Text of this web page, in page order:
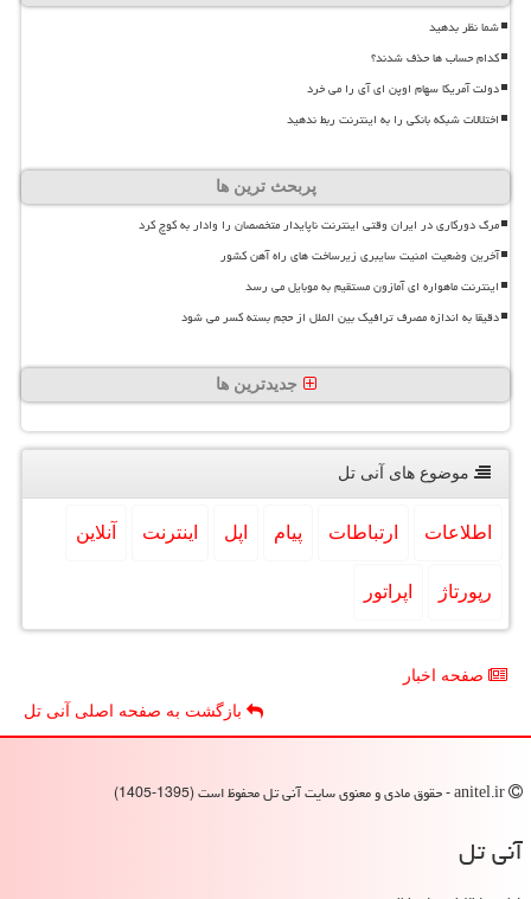
شما نظر بدهید
کدام حساب ها حذف شدند؟
دولت آمریکا سهام اوپن ای آی را می خرد
اختلالات شبکه بانکی را به اینترنت ربط ندهید
پربحث ترین ها
مرگ دورکاری در ایران وقتی اینترنت ناپایدار متخصصان را وادار به کوچ کرد
آخرین وضعیت امنیت سایبری زیرساخت های راه آهن کشور
اینترنت ماهواره ای آمازون مستقیم به موبایل می رسد
دقیقا به اندازه مصرف ترافیک بین الملل از حجم بسته کسر می شود
جدیدترین ها
موضوع های آنی تل
اطلاعات ارتباطات پیام اپل اینترنت آنلاین
رپورتاژ اپراتور
صفحه اخبار
بازگشت به صفحه اصلی آنی تل
آنی تل